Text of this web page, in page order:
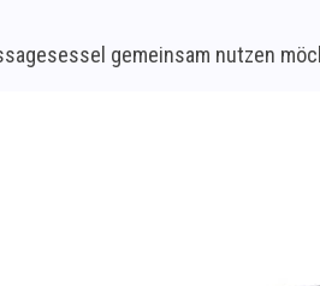
gemeinsam nutzen